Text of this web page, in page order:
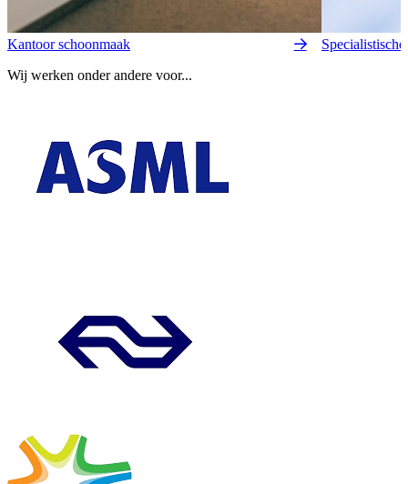
Kantoor schoonmaak
Wij werken onder andere voor...